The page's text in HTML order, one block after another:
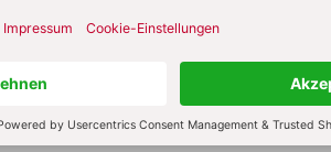
478–481; BGBl. für die Republik
641–652; BGBl. für die Republik
AAS 52 (1960), 933–941; BGBl. für die
26 (1934), 249–282; BGBl. für den